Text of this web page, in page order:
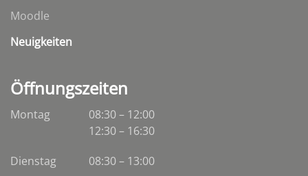
Moodle
Neuigkeiten
Öffnungszeiten
Montag
08:30 – 12:00
12:30 – 16:30
Dienstag
08:30– 13:00